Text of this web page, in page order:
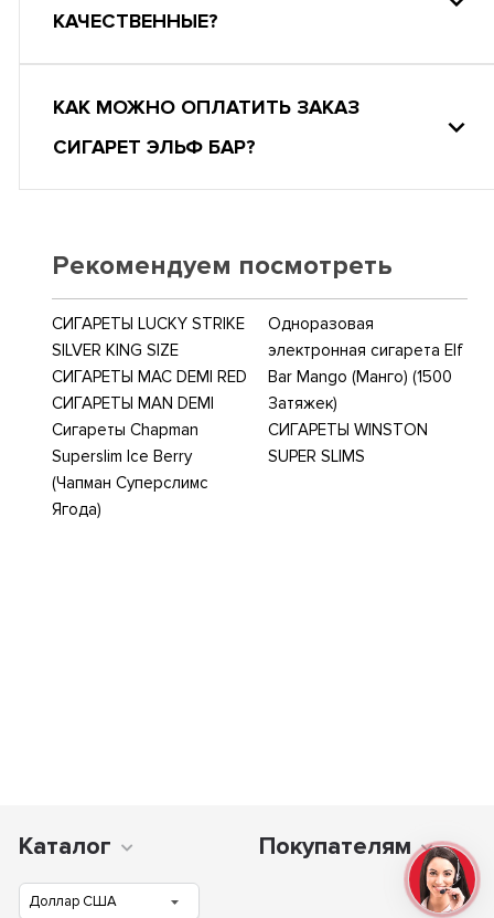
КАЧЕСТВЕННЫЕ?
КАК МОЖНО ОПЛАТИТЬ ЗАКАЗ
СИГАРЕТ ЭЛЬФ БАР?
Рекомендуем посмотреть
СИГАРЕТЫ LUCKY STRIKE
SILVER KING SIZE
СИГАРЕТЫ MAC DEMI RED
СИГАРЕТЫ MAN DEMI
Сигареты Chapman
Superslim Ice Berry
(Чапман Суперслимс
Ягода)
Одноразовая
электронная сигарета Elf
Bar Mango (Манго) (1500
Затяжек)
СИГАРЕТЫ WINSTON
SUPER SLIMS
Каталог Покупателям